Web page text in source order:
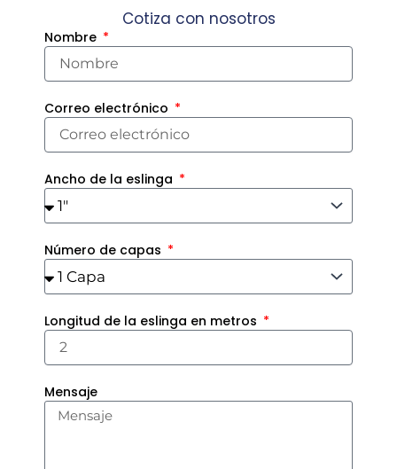
Cotiza con nosotros
Nombre
Correo electrónico
Ancho de la eslinga
Número de capas
Longitud de la eslinga en metros
Mensaje